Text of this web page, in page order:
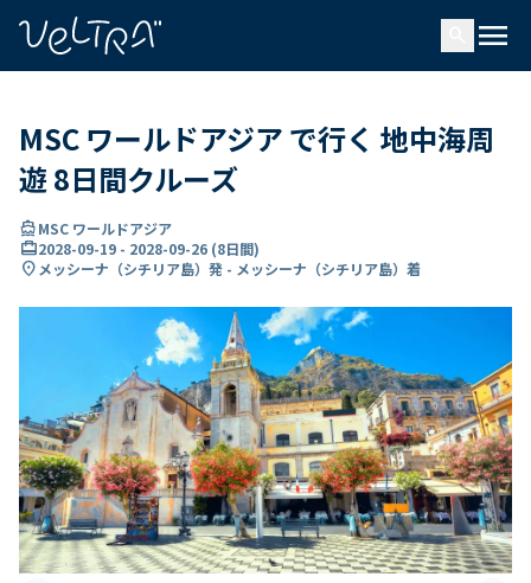
menu
MSC ワールドアジア で行く 地中海周
遊 8日間クルーズ
directions_boatMSC ワールドアジア
card_travel2028-09-19 - 2028-09-26 (8日間)
location_on メッシーナ（シチリア島）発 - メッシーナ（シチリア島）着